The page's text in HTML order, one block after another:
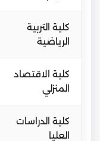
كلية التربية
الرياضية
كلية الاقتصاد
المنزلي
كلية الدراسات
العليا